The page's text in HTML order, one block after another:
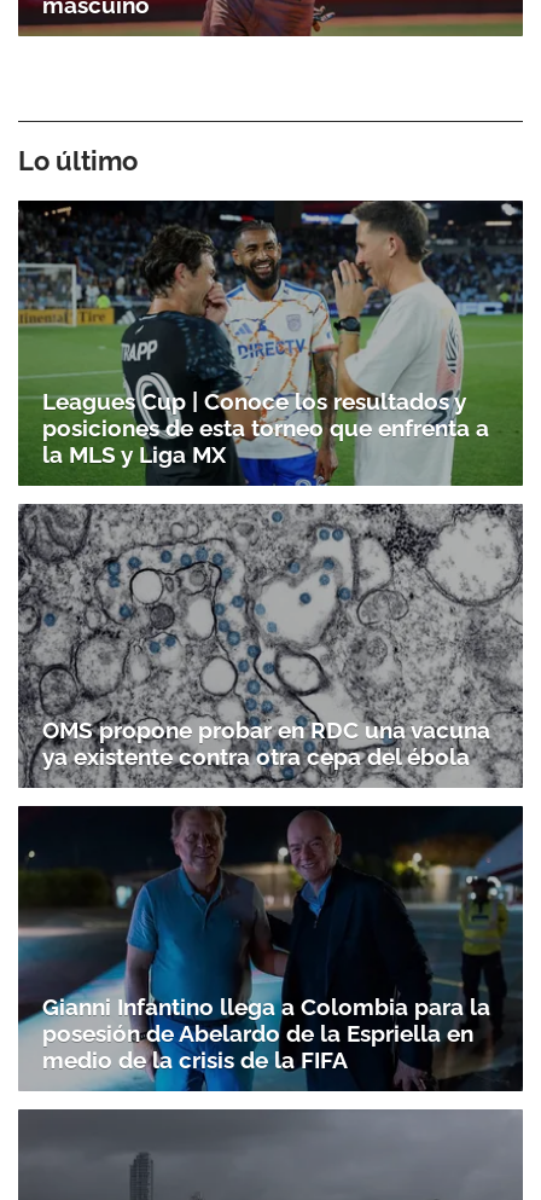
Gracias por suscribirte a nuestro boletín.
Lo último
Leagues Cup | Conoce los resultados y
posiciones de esta torneo que enfrenta a
la MLS y Liga MX
OMS propone probar en RDC una vacuna
ya existente contra otra cepa del ébola
Gianni Infantino llega a Colombia para la
posesión de Abelardo de la Espriella en
medio de la crisis de la FIFA